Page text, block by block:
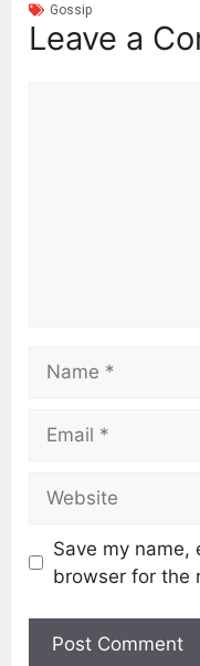
Gossip
Leave a
Save my name,
browser for the